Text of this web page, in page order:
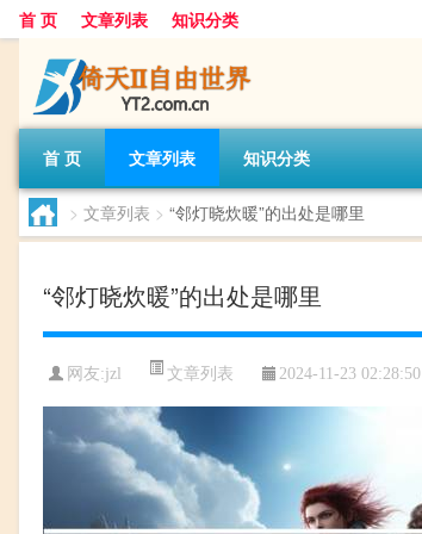
首 页 文章列表 知识分类
首 页 文章列表 知识分类
> 文章列表 > “邻灯晓炊暖”的出处是哪里
“邻灯晓炊暖”的出处是哪里
网友:jzl 文章列表 2024-11-23 02:28:50